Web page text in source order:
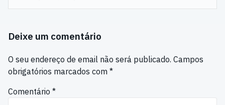
Deixe um comentário
O seu endereço de email não será publicado. Campos
obrigatórios marcados com *
Comentário *